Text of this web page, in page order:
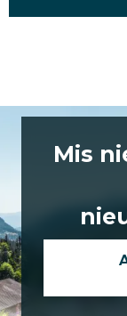
Mis